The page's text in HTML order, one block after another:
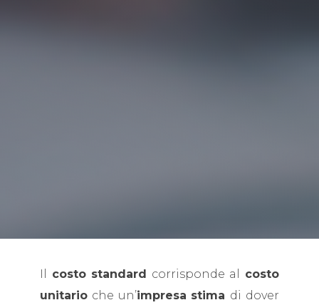
Il costo standard corrisponde al costo
unitario che un’impresa stima di dover